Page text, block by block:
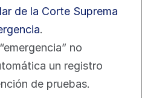
de la Corte Suprema
.
no
un registro
de pruebas.